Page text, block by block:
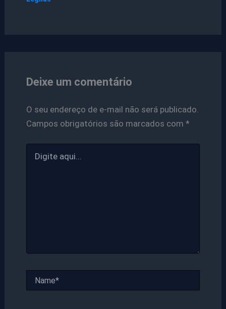
Deixe um comentário
O seu endereço de e-mail não será publicado.
Campos obrigatórios são marcados com *
aqui...